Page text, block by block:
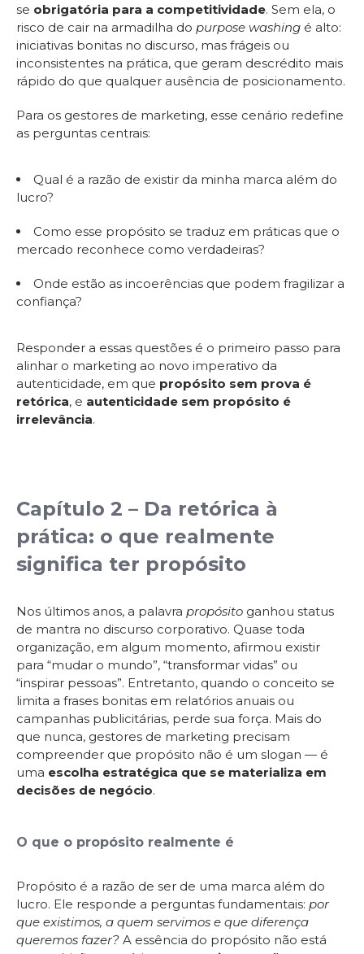
se obrigatória para a competitividade. Sem ela, o
risco de cair na armadilha do purpose washing é alto:
iniciativas bonitas no discurso, mas frágeis ou
inconsistentes na prática, que geram descrédito mais
rápido do que qualquer ausência de posicionamento.
Para os gestores de marketing, esse cenário redefine
as perguntas centrais:
Qual é a razão de existir da minha marca além do
lucro?
Como esse propósito se traduz em práticas que o
mercado reconhece como verdadeiras?
Onde estão as incoerências que podem fragilizar a
confiança?
Responder a essas questões é o primeiro passo para
alinhar o marketing ao novo imperativo da
autenticidade, em que propósito sem prova é
retórica, e autenticidade sem propósito é
irrelevância.
Capítulo 2 – Da retórica à
prática: o que realmente
significa ter propósito
Nos últimos anos, a palavra propósito ganhou status
de mantra no discurso corporativo. Quase toda
organização, em algum momento, afirmou existir
para “mudar o mundo”, “transformar vidas” ou
“inspirar pessoas”. Entretanto, quando o conceito se
limita a frases bonitas em relatórios anuais ou
campanhas publicitárias, perde sua força. Mais do
que nunca, gestores de marketing precisam
compreender que propósito não é um slogan — é
uma escolha estratégica que se materializa em
decisões de negócio.
O que o propósito realmente é
Propósito é a razão de ser de uma marca além do
lucro. Ele responde a perguntas fundamentais: por
que existimos, a quem servimos e que diferença
queremos fazer? A essência do propósito não está